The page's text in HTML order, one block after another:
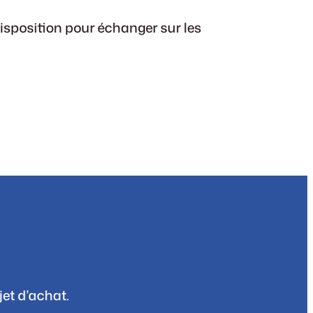
pour échanger sur les
d’achat.